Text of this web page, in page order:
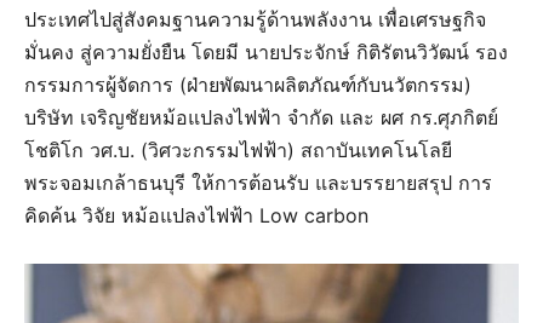
ประเทศไปสู่สังคมฐานความรู้ด้านพลังงาน เพื่อเศรษฐกิจ
มั่นคง สู่ความยั่งยืน โดยมี นายประจักษ์ กิติรัตนวิวัฒน์ รอง
กรรมการผู้จัดการ (ฝ่ายพัฒนาผลิตภัณฑ์กับนวัตกรรม)
บริษัท เจริญชัยหม้อแปลงไฟฟ้า จำกัด และ ผศ กร.ศุภกิตย์
โชติโก วศ.บ. (วิศวะกรรมไฟฟ้า) สถาบันเทคโนโลยี
พระจอมเกล้าธนบุรี ให้การต้อนรับ และบรรยายสรุป การ
คิดค้น วิจัย หม้อแปลงไฟฟ้า Low carbon